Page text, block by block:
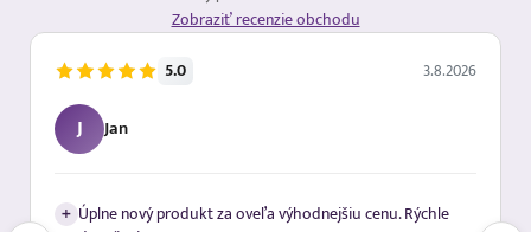
Zobraziť recenzie obchodu
5.0 3.8.2026
J Jan
+ Úplne nový produkt za oveľa výhodnejšiu cenu. Rýchle